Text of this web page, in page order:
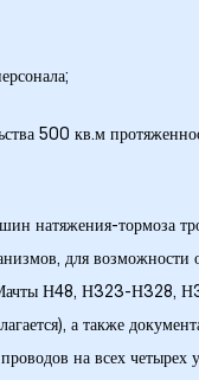
500 кв.м
натяжения-тормоза
для возможности
Н48, Н323-Н328,
а также
на всех четырех